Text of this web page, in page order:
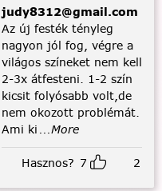
judy8312@gmail.com
Az új festék tényleg
nagyon jól fog, végre a
világos színeket nem kell
2-3x átfesteni. 1-2 szín
kicsit folyósabb volt,de
nem okozott problémát.
Ami ki ...More
Hasznos? 7 2